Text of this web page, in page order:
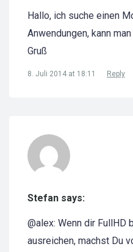
Hallo, ich suche einen
Anwendungen, kann
Gruß
8. Juli 2014 at 18:11 Reply
Stefan says:
@alex: Wenn dir FullHD
ausreichen, machst Du